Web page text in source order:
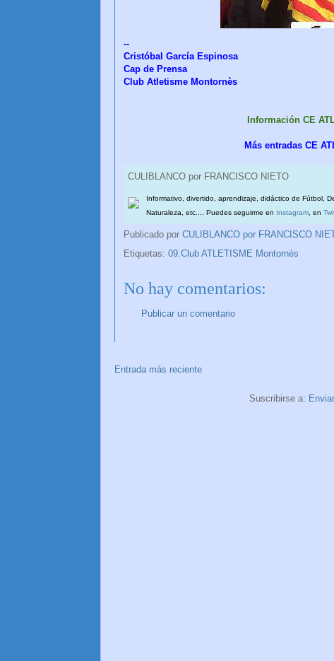
--
Cristóbal García Espinosa
Cap de Prensa
Club Atletisme Montornès
Información CE
Más entradas CE
CULIBLANCO por FRANCISCO NIETO
Informativo, divertido, aprendizaje, didáctico de Fútbol,
Naturaleza, etc.... Puedes seguirme en
Instagram, en
Publicado por CULIBLANCO por FRANCISCO
Etiquetas: 09.Club ATLETISME Montornès
No hay comentarios:
Publicar un comentario
Entrada más reciente
Suscribirse a: